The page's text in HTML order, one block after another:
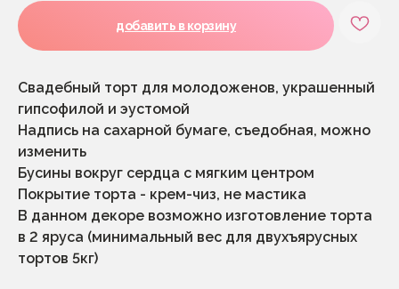
добавить в корзину
Свадебный торт для молодоженов, украшенный
гипсофилой и эустомой
Надпись на сахарной бумаге, съедобная, можно
изменить
Бусины вокруг сердца с мягким центром
Покрытие торта - крем-чиз, не мастика
В данном декоре возможно изготовление торта
в 2 яруса (минимальный вес для двухъярусных
тортов 5кг)